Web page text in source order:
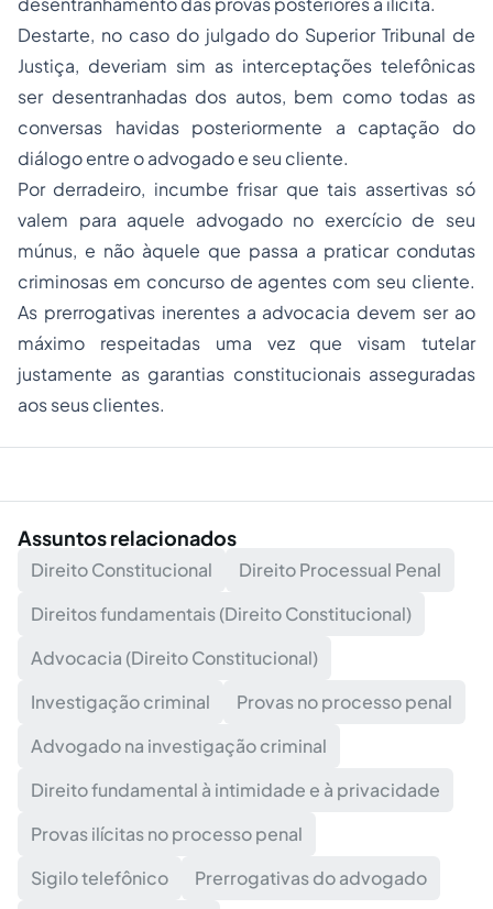
Destarte, no caso do julgado do Superior Tribunal de
Justiça, deveriam sim as interceptações telefônicas
ser desentranhadas dos autos, bem como todas as
conversas havidas posteriormente a captação do
diálogo entre o advogado e seu cliente.
Por derradeiro, incumbe frisar que tais assertivas só
valem para aquele advogado no exercício de seu
múnus, e não àquele que passa a praticar condutas
criminosas em concurso de agentes com seu cliente.
As prerrogativas inerentes a advocacia devem ser ao
máximo respeitadas uma vez que visam tutelar
justamente as garantias constitucionais asseguradas
aos seus clientes.
Assuntos relacionados
Direito Constitucional
Direito Processual Penal
Direitos fundamentais (Direito Constitucional)
Advocacia (Direito Constitucional)
Investigação criminal
Provas no processo penal
Advogado na investigação criminal
Direito fundamental à intimidade e à privacidade
Provas ilícitas no processo penal
Sigilo telefônico
Prerrogativas do advogado